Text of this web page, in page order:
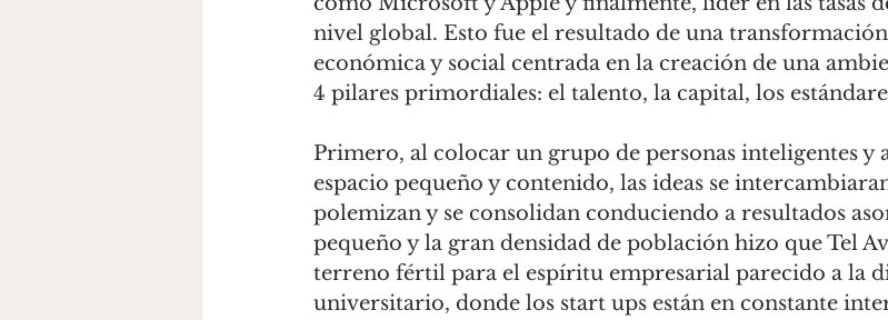
nivel global. Esto fue el resultado de una
económica y social centrada en la creación de una
4 pilares primordiales: el talento, la capital, los
Primero, al colocar un grupo de personas inteligentes y
espacio pequeño y contenido, las ideas se
polemizan y se consolidan conduciendo a resultados
pequeño y la gran densidad de población hizo que Tel
terreno fértil para el espíritu empresarial parecido a la
universitario, donde los start ups están en constante